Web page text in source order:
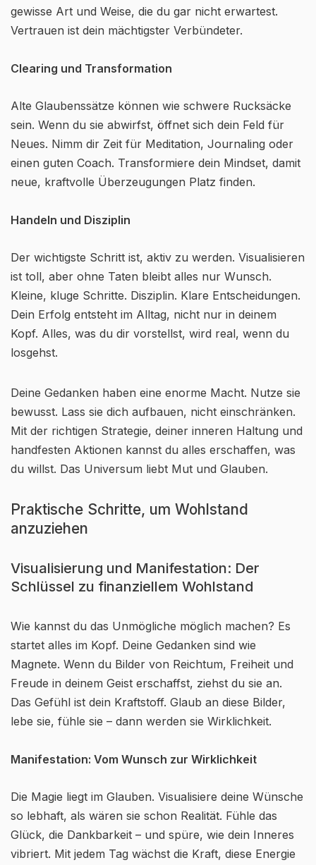
gewisse Art und Weise, die du gar nicht erwartest.
Vertrauen ist dein mächtigster Verbündeter.
Clearing und Transformation
Alte Glaubenssätze können wie schwere Rucksäcke
sein. Wenn du sie abwirfst, öffnet sich dein Feld für
Neues. Nimm dir Zeit für Meditation, Journaling oder
einen guten Coach. Transformiere dein Mindset, damit
neue, kraftvolle Überzeugungen Platz finden.
Handeln und Disziplin
Der wichtigste Schritt ist, aktiv zu werden. Visualisieren
ist toll, aber ohne Taten bleibt alles nur Wunsch.
Kleine, kluge Schritte. Disziplin. Klare Entscheidungen.
Dein Erfolg entsteht im Alltag, nicht nur in deinem
Kopf. Alles, was du dir vorstellst, wird real, wenn du
losgehst.
Deine Gedanken haben eine enorme Macht. Nutze sie
bewusst. Lass sie dich aufbauen, nicht einschränken.
Mit der richtigen Strategie, deiner inneren Haltung und
handfesten Aktionen kannst du alles erschaffen, was
du willst. Das Universum liebt Mut und Glauben.
Praktische Schritte, um Wohlstand
anzuziehen
Visualisierung und Manifestation: Der
Schlüssel zu finanziellem Wohlstand
Wie kannst du das Unmögliche möglich machen? Es
startet alles im Kopf. Deine Gedanken sind wie
Magnete. Wenn du Bilder von Reichtum, Freiheit und
Freude in deinem Geist erschaffst, ziehst du sie an.
Das Gefühl ist dein Kraftstoff. Glaub an diese Bilder,
lebe sie, fühle sie – dann werden sie Wirklichkeit.
Manifestation: Vom Wunsch zur Wirklichkeit
Die Magie liegt im Glauben. Visualisiere deine Wünsche
so lebhaft, als wären sie schon Realität. Fühle das
Glück, die Dankbarkeit – und spüre, wie dein Inneres
vibriert. Mit jedem Tag wächst die Kraft, diese Energie